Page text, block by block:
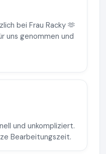
bei Frau Racky 🫶
uns genommen und
und unkompliziert.
Bearbeitungszeit.